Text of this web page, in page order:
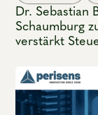
Dr. Sebastian
Schaumburg
verstärkt